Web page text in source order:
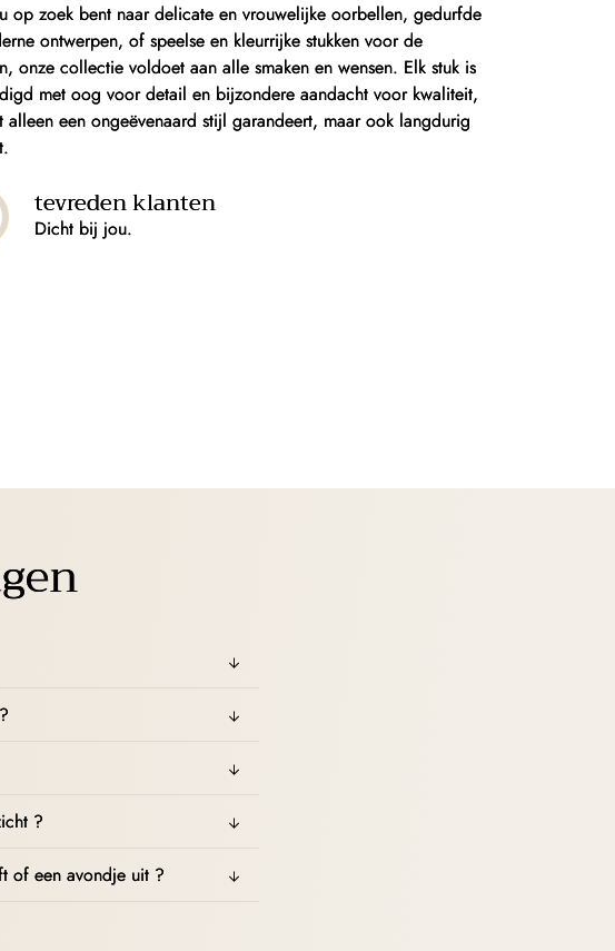
op zoek bent naar delicate en vrouwelijke oorbellen, gedurfde
ontwerpen, of speelse en kleurrijke stukken voor de
onze collectie voldoet aan alle smaken en wensen. Elk stuk is
met oog voor detail en bijzondere aandacht voor kwaliteit,
alleen een ongeëvenaard stijl garandeert, maar ook langdurig
tevreden klanten
Dicht bij jou.
?
of een avondje uit ?